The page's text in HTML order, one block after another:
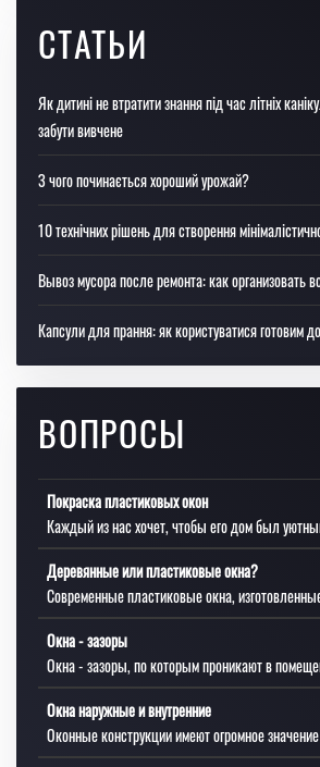
СТАТЬИ
Як дитині не втратити знання під час літніх
забути вивчене
З чого починається хороший урожай?
10 технічних рішень для створення
Вывоз мусора после ремонта: как организовать
Капсули для прання: як користуватися готовим
ВОПРОСЫ
Покраска пластиковых окон
Каждый из нас хочет, чтобы его дом был
Деревянные или пластиковые окна?
Современные пластиковые окна,
Окна - зазоры
Окна - зазоры, по которым проникают в
Окна наружные и внутренние
Оконные конструкции имеют огромное